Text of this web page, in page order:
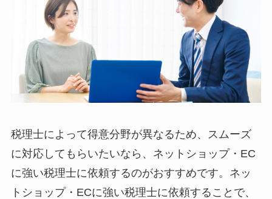
税理士によって得意分野が異なるため、スムーズ
に対応してもらいたいなら、ネットショップ・EC
に強い税理士に依頼するのがおすすめです。ネッ
トショップ・ECに強い税理士に依頼することで、